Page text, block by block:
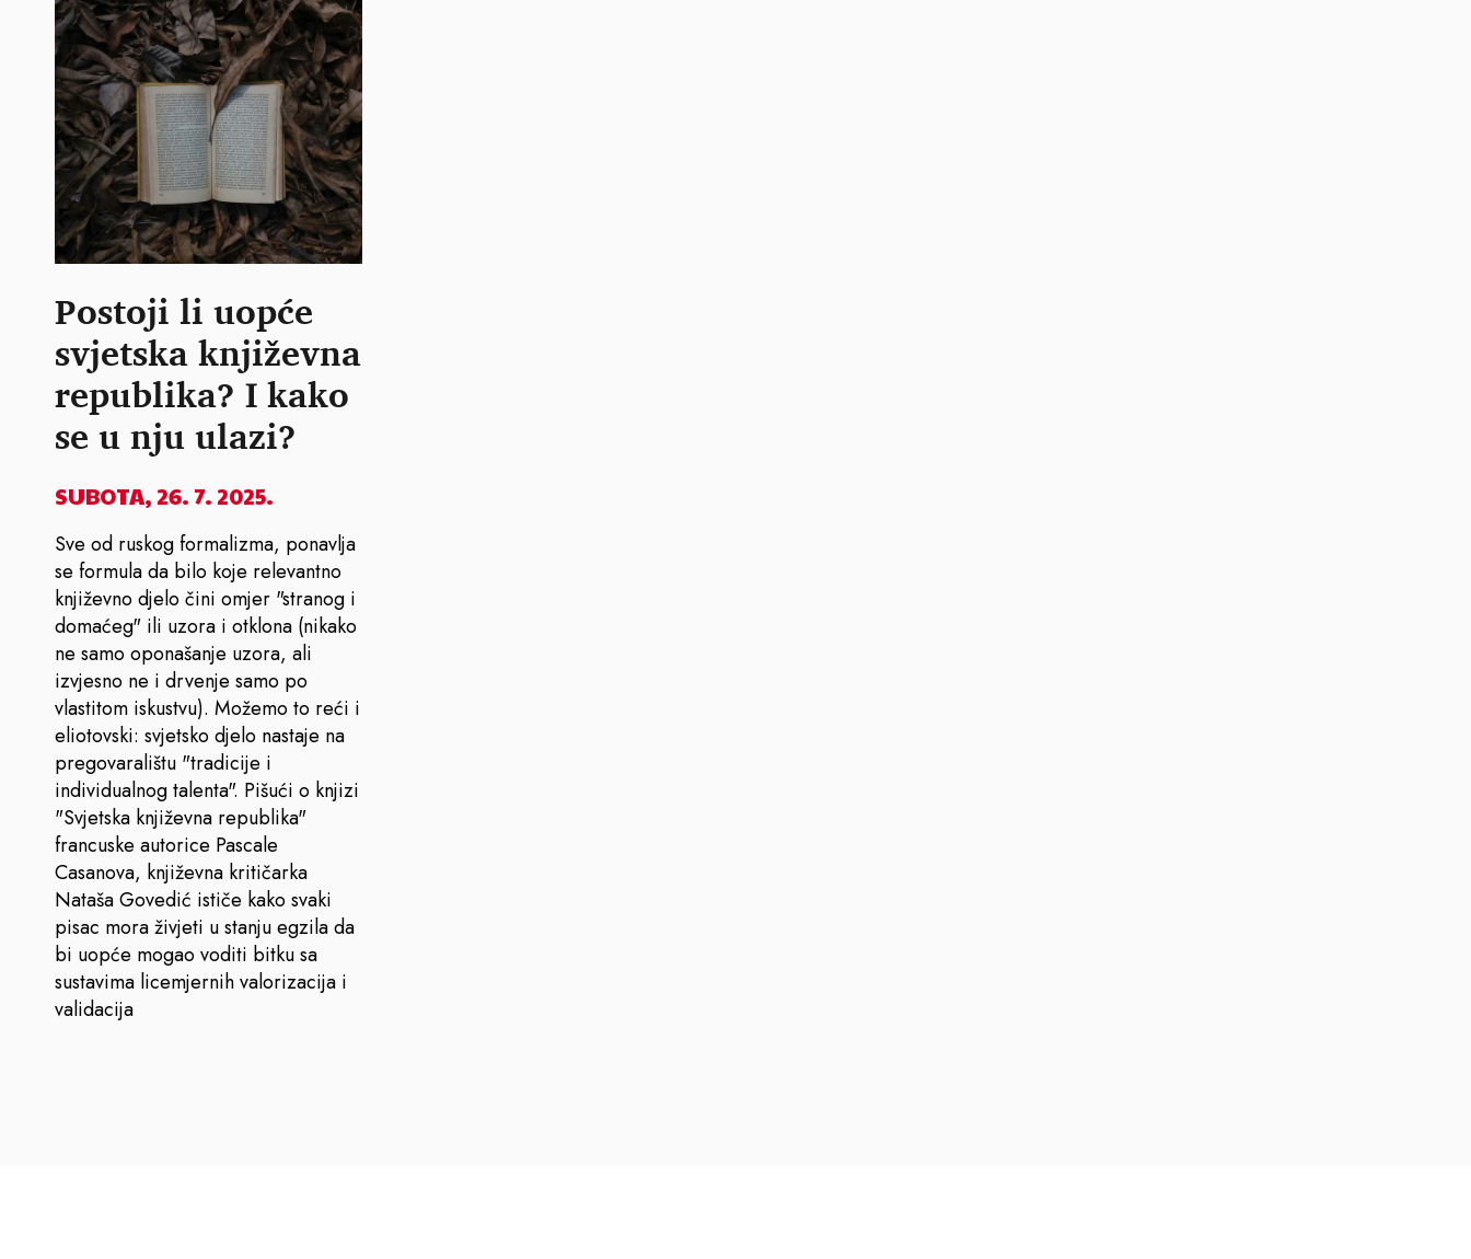
Postoji li uopće
svjetska književna
republika? I kako
se u nju ulazi?
SUBOTA, 26. 7. 2025.
Sve od ruskog formalizma, ponavlja
se formula da bilo koje relevantno
književno djelo čini omjer "stranog i
domaćeg" ili uzora i otklona (nikako
ne samo oponašanje uzora, ali
izvjesno ne i drvenje samo po
vlastitom iskustvu). Možemo to reći i
eliotovski: svjetsko djelo nastaje na
pregovaralištu "tradicije i
individualnog talenta". Pišući o knjizi
"Svjetska književna republika"
francuske autorice Pascale
Casanova, književna kritičarka
Nataša Govedić ističe kako svaki
pisac mora živjeti u stanju egzila da
bi uopće mogao voditi bitku sa
sustavima licemjernih valorizacija i
validacija